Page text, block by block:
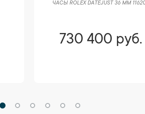
ЧАСЫ ROLEX DATEJUST 36 ММ
730 400 руб.